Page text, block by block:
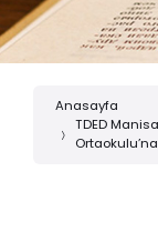
Anasayfa
TDED
Ortaokulu’na